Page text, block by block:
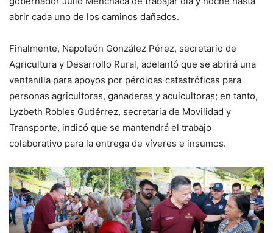
abrir cada uno de los caminos dañados.
Finalmente, Napoleón González Pérez, secretario de
Agricultura y Desarrollo Rural, adelantó que se abrirá una
ventanilla para apoyos por pérdidas catastróficas para
personas agricultoras, ganaderas y acuicultoras; en tanto,
Lyzbeth Robles Gutiérrez, secretaria de Movilidad y
Transporte, indicó que se mantendrá el trabajo
colaborativo para la entrega de víveres e insumos.